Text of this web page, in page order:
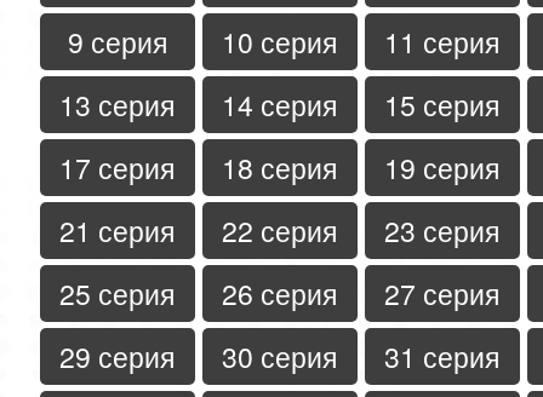
9 серия
10 серия
11 серия
13 серия
14 серия
15 серия
17 серия
18 серия
19 серия
21 серия
22 серия
23 серия
25 серия
26 серия
27 серия
29 серия
30 серия
31 серия